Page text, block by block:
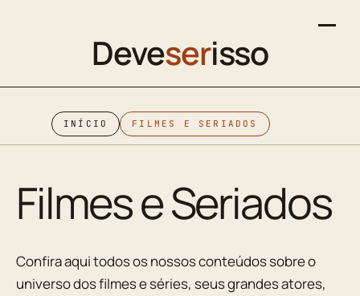
Deveserisso
INÍCIO FILMES E SERIADOS
Filmes e Seriados
Confira aqui todos os nossos conteúdos sobre o
universo dos filmes e séries, seus grandes atores,